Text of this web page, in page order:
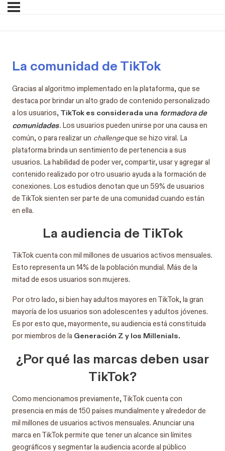
La comunidad de TikTok
Gracias al algoritmo implementado en la plataforma, que se
destaca por brindar un alto grado de contenido personalizado
a los usuarios, TikTok es considerada una formadora de
comunidades. Los usuarios pueden unirse por una causa en
común, o para realizar un challengeque se hizo viral. La
plataforma brinda un sentimiento de pertenencia a sus
usuarios. La habilidad de poder ver, compartir, usar y agregar al
contenido realizado por otro usuario ayuda a la formación de
conexiones. Los estudios denotan que un 59% de usuarios
de TikTok sienten ser parte de una comunidad cuando están
en ella.
La audiencia de TikTok
TikTok cuenta con mil millones de usuarios activos mensuales.
Esto representa un 14% de la población mundial. Más de la
mitad de esos usuarios son mujeres.
Por otro lado, si bien hay adultos mayores en TikTok, la gran
mayoría de los usuarios son adolescentes y adultos jóvenes.
Es por esto que, mayormente, su audiencia está constituida
por miembros de la Generación Z y los Millenials.
¿Por qué las marcas deben usar
TikTok?
Como mencionamos previamente, TikTok cuenta con
presencia en más de 150 países mundialmente y alrededor de
mil millones de usuarios activos mensuales. Anunciar una
marca en TikTok permite que tener un alcance sin límites
geográficos y segmentar la audiencia acorde al público